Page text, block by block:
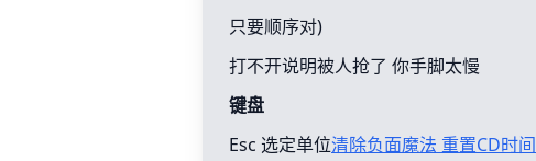
只要顺序对)
打不开说明被人抢了 你手脚太慢
键盘
Esc 选定单位清除负面魔法 重置CD时间